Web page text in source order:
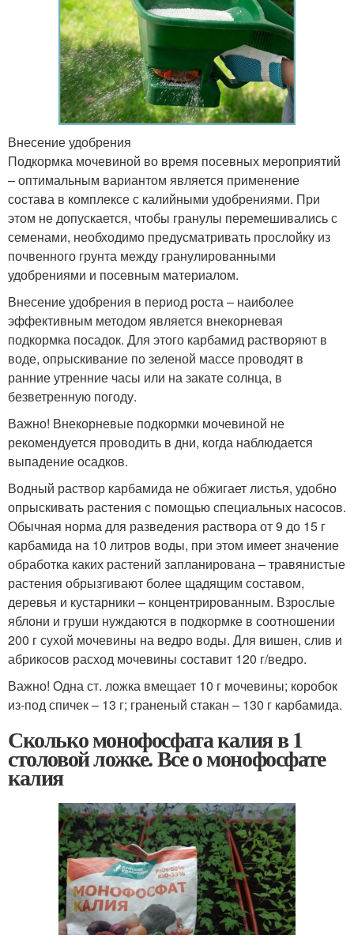
Внесение удобрения
Подкормка мочевиной во время посевных мероприятий
– оптимальным вариантом является применение
состава в комплексе с калийными удобрениями. При
этом не допускается, чтобы гранулы перемешивались с
семенами, необходимо предусматривать прослойку из
почвенного грунта между гранулированными
удобрениями и посевным материалом.
Внесение удобрения в период роста – наиболее
эффективным методом является внекорневая
подкормка посадок. Для этого карбамид растворяют в
воде, опрыскивание по зеленой массе проводят в
ранние утренние часы или на закате солнца, в
безветренную погоду.
Важно! Внекорневые подкормки мочевиной не
рекомендуется проводить в дни, когда наблюдается
выпадение осадков.
Водный раствор карбамида не обжигает листья, удобно
опрыскивать растения с помощью специальных насосов.
Обычная норма для разведения раствора от 9 до 15 г
карбамида на 10 литров воды, при этом имеет значение
обработка каких растений запланирована – травянистые
растения обрызгивают более щадящим составом,
деревья и кустарники – концентрированным. Взрослые
яблони и груши нуждаются в подкормке в соотношении
200 г сухой мочевины на ведро воды. Для вишен, слив и
абрикосов расход мочевины составит 120 г/ведро.
Важно! Одна ст. ложка вмещает 10 г мочевины; коробок
из-под спичек – 13 г; граненый стакан – 130 г карбамида.
Сколько монофосфата калия в 1
столовой ложке. Все о монофосфате
калия